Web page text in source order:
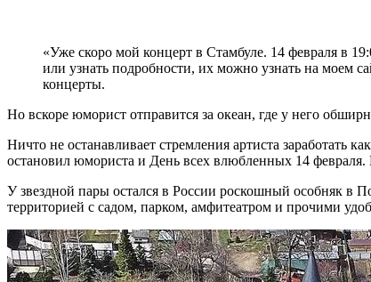
«Уже скоро мой концерт в Стамбуле. 14 февраля в
или узнать подробности, их можно узнать на моем
концерты.
Но вскоре юморист отправится за океан, где у него
Ничто не останавливает стремления артиста заработать
остановил юмориста и День всех влюбленных 14 февраля.
У звездной пары остался в России роскошный особняк в
территорией с садом, парком, амфитеатром и прочими